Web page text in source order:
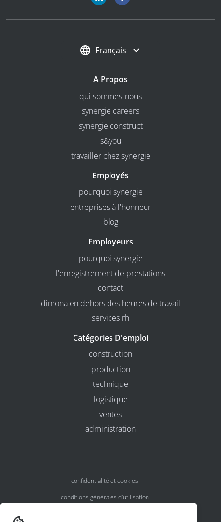
Français
A Propos
qui sommes-nous
synergie careers
synergie construct
s&you
travailler chez synergie
Employés
pourquoi synergie
entreprises à l'honneur
blog
Employeurs
pourquoi synergie
l'enregistrement de prestations
contact
dimona en dehors des heures de travail
services rh
Catégories D'emploi
construction
production
technique
logistique
ventes
administration
confidentialité et cookies
conditions générales d'utilisation